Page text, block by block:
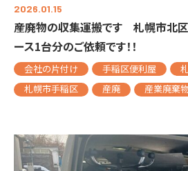
2026.01.15
産廃物の収集運搬です 札幌市北
ース1台分のご依頼です！！
会社の片付け 手稲区便利屋
札幌市手稲区
産廃 産業廃棄